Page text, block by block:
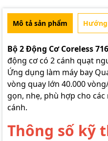
Mô tả sản phẩm
Bộ 2 Động Cơ Coreless
động cơ có 2 cánh quạt
Ứng dụng làm máy bay
vòng quay lớn 40.000
gọn, nhẹ, phù hợp cho
cánh.
Thông số kỹ